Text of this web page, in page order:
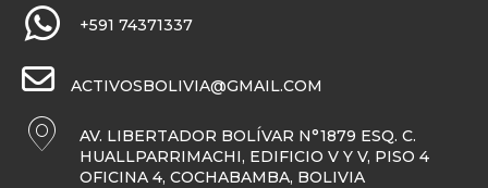
+591 74371337
ACTIVOSBOLIVIA@GMAIL.COM
AV. LIBERTADOR BOLÍVAR N°1879 ESQ. C.
HUALLPARRIMACHI, EDIFICIO V Y V, PISO 4
OFICINA 4, COCHABAMBA, BOLIVIA